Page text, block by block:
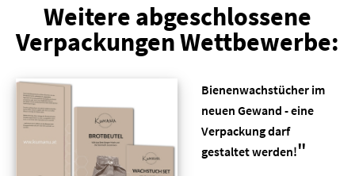
Weitere abgeschlossene
Verpackungen Wettbewerbe:
Bienenwachstücher im
neuen Gewand - eine
Verpackung darf
gestaltet werden!"